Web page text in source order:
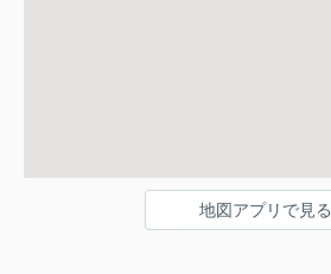
地図アプリで見る